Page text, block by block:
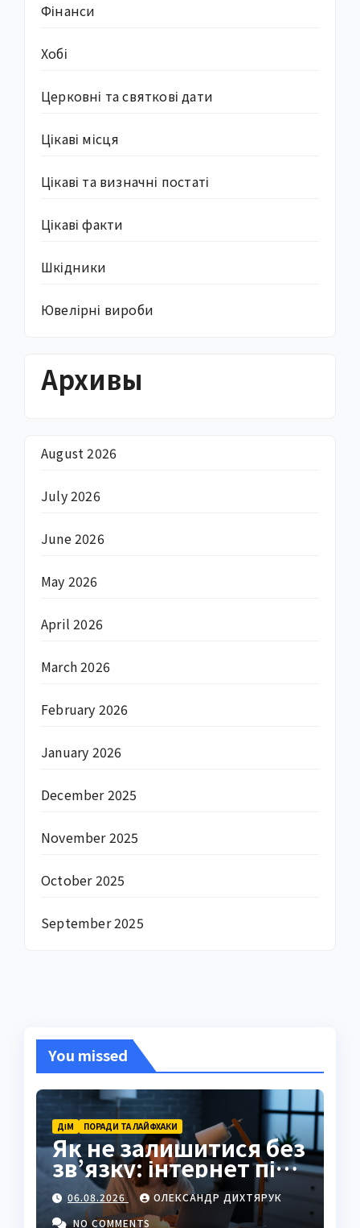
Фінанси
Хобі
Церковні та святкові дати
Цікаві місця
Цікаві та визначні постаті
Цікаві факти
Шкідники
Ювелірні вироби
Архивы
August 2026
July 2026
June 2026
May 2026
April 2026
March 2026
February 2026
January 2026
December 2025
November 2025
October 2025
September 2025
You missed
ДІМ ПОРАДИ ТА ЛАЙФХАКИ
Як не залишитися без
зв’язку: інтернет під
час відключень світла
06.08.2026
ОЛЕКСАНДР ДИХТЯРУК
NO COMMENTS